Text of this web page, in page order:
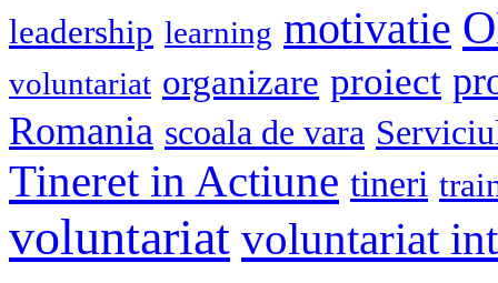
leadership learning motivatie
voluntariat organizare proiect
Romania scoala de vara
Tineret in Actiune tineri
voluntariat voluntariat